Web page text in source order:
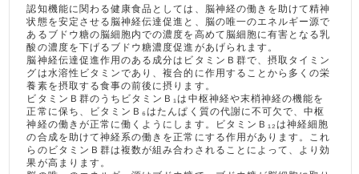
認知機能に関わる健康食品としては、脳神経の働きを助けて精神
状態を安定させる脳神経伝達促進と、脳の唯一のエネルギー源で
あるブドウ糖の脳細胞内での濃度を高めて脳細胞に有害となる乳
酸の濃度を下げるブドウ糖濃度促進があげられます。
脳神経伝達促進作用のある成分はビタミンＢ群で、摂取タイミン
グは水溶性ビタミンであり、複合的に作用することから多くの栄
養素を摂取する食事の前後に摂ります。
ビタミンＢ群のうちビタミンＢ₁は中枢神経や末梢神経の機能を
正常に保ち、ビタミンＢ₆はたんぱく質の代謝に不可欠で、中枢
神経の働きが正常に働くようにします。ビタミンＢ₁₂は神経細胞
の合成を助けて神経系の働きを正常にする作用があります。これ
らのビタミンＢ群は複数が組み合わされることによって、より効
果が高まります。